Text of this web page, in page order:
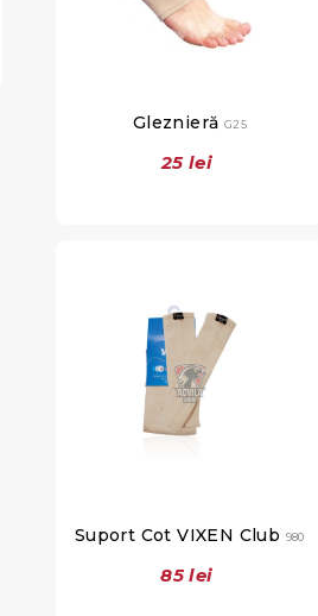
Gleznieră G25
25 lei
Suport Cot VIXEN Club 980
85 lei